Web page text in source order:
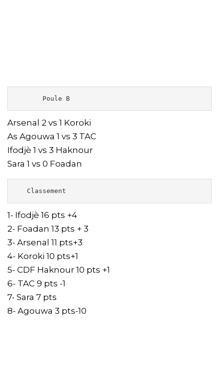
       Poule B
Arsenal 2 vs 1 Koroki
As Agouwa 1 vs 3 TAC
Ifodjè 1 vs 3 Haknour
Sara 1 vs 0 Foadan
   Classement
1- Ifodjè 16 pts +4
2- Foadan 13 pts + 3
3- Arsenal 11 pts+3
4- Koroki 10 pts+1
5- CDF Haknour 10 pts +1
6- TAC 9 pts -1
7- Sara 7 pts
8- Agouwa 3 pts-10